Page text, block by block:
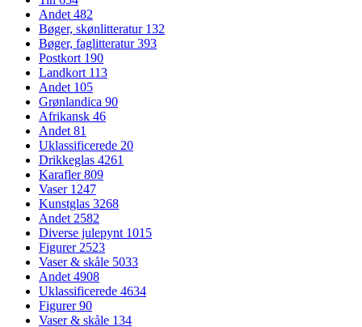
Andet482
Bøger, skønlitteratur 132
Bøger, faglitteratur393
Postkort 190
Landkort 113
Andet 105
Grønlandica 90
Afrikansk 46
Andet81
Uklassificerede 20
Drikkeglas 4261
Karafler809
Vaser 1247
Kunstglas 3268
Andet2582
Diverse julepynt 1015
Figurer2523
Vaser & skåle 5033
Andet4908
Uklassificerede 4634
Figurer90
Vaser & skåle 134